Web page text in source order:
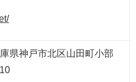
県神戸市北区山田町小部